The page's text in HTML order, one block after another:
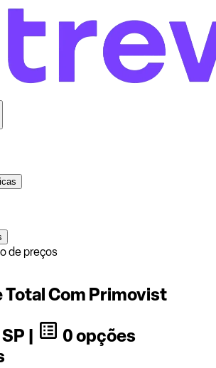
de preços
Total Com Primovist
|
0 opções